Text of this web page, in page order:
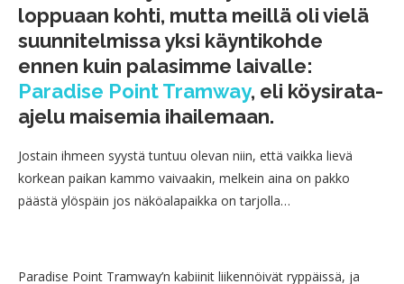
loppuaan kohti, mutta meillä oli vielä
suunnitelmissa yksi käyntikohde
ennen kuin palasimme laivalle:
Paradise Point Tramway, eli köysirata-
ajelu maisemia ihailemaan.
Jostain ihmeen syystä tuntuu olevan niin, että vaikka lievä
korkean paikan kammo vaivaakin, melkein aina on pakko
päästä ylöspäin jos näköalapaikka on tarjolla…
Paradise Point Tramway’n kabiinit liikennöivät ryppäissä, ja